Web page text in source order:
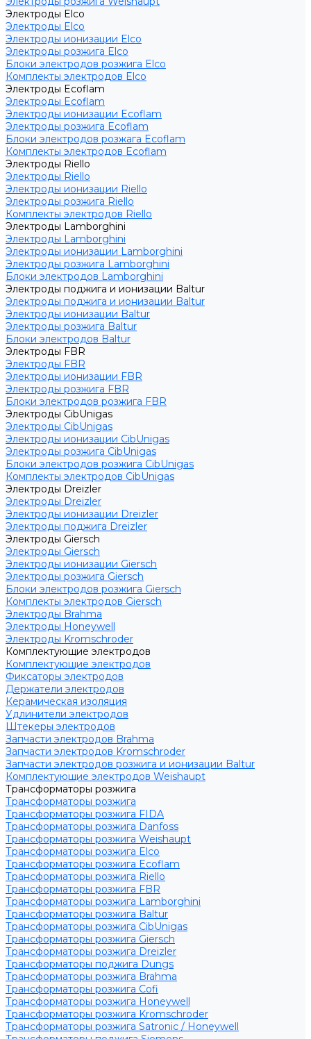
Электроды Elco
Электроды Elco
Электроды ионизации Elco
Электроды розжига Elco
Блоки электродов розжига Elco
Комплекты электродов Elco
Электроды Ecoflam
Электроды Ecoflam
Электроды ионизации Ecoflam
Электроды розжига Ecoflam
Блоки электродов розжага Ecoflam
Комплекты электродов Ecoflam
Электроды Riello
Электроды Riello
Электроды ионизации Riello
Электроды розжига Riello
Комплекты электродов Riello
Электроды Lamborghini
Электроды Lamborghini
Электроды ионизации Lamborghini
Электроды розжига Lamborghini
Блоки электродов Lamborghini
Электроды поджига и ионизации Baltur
Электроды поджига и ионизации Baltur
Электроды ионизации Baltur
Электроды розжига Baltur
Блоки электродов Baltur
Электроды FBR
Электроды FBR
Электроды ионизации FBR
Электроды розжига FBR
Блоки электродов розжига FBR
Электроды CibUnigas
Электроды CibUnigas
Электроды ионизации CibUnigas
Электроды розжига CibUnigas
Блоки электродов розжига CibUnigas
Комплекты электродов CibUnigas
Электроды Dreizler
Электроды Dreizler
Электроды ионизации Dreizler
Электроды поджига Dreizler
Электроды Giersch
Электроды Giersch
Электроды ионизации Giersch
Электроды розжига Giersch
Блоки электродов розжига Giersch
Комплекты электродов Giersch
Электроды Brahma
Электроды Honeywell
Электроды Kromschroder
Комплектующие электродов
Комплектующие электродов
Фиксаторы электродов
Держатели электродов
Керамическая изоляция
Удлинители электродов
Штекеры электродов
Запчасти электродов Brahma
Запчасти электродов Kromschroder
Запчасти электродов розжига и ионизации Baltur
Комплектующие электродов Weishaupt
Трансформаторы розжига
Трансформаторы розжига
Трансформаторы розжига FIDA
Трансформаторы розжига Danfoss
Трансформаторы розжига Weishaupt
Трансформаторы розжига Elco
Трансформаторы розжига Ecoflam
Трансформаторы розжига Riello
Трансформаторы розжига FBR
Трансформаторы розжига Lamborghini
Трансформаторы розжига Baltur
Трансформаторы розжига CibUnigas
Трансформаторы розжига Giersch
Трансформаторы розжига Dreizler
Трансформаторы поджига Dungs
Трансформаторы розжига Brahma
Трансформаторы розжига Cofi
Трансформаторы розжига Honeywell
Трансформаторы розжига Kromschroder
Трансформаторы розжига Satronic / Honeywell